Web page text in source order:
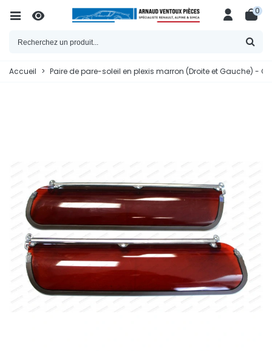
0
Accueil > Paire de pare-soleil en plexis marron (Droite et Gauche) -